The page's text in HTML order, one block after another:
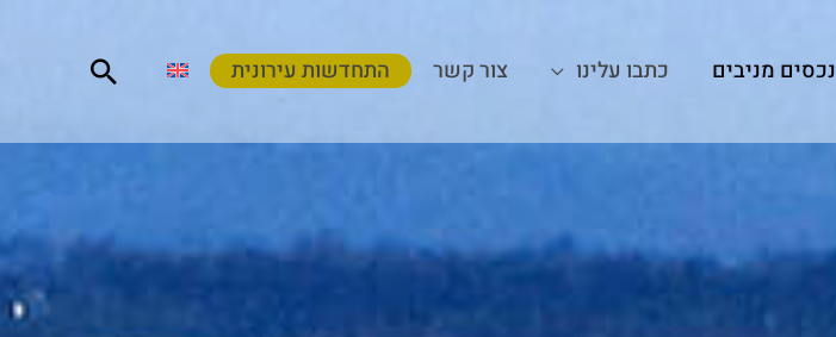
נכסים מניבים כתבו עלינו צור קשר התחדשות עירונית חיפוש